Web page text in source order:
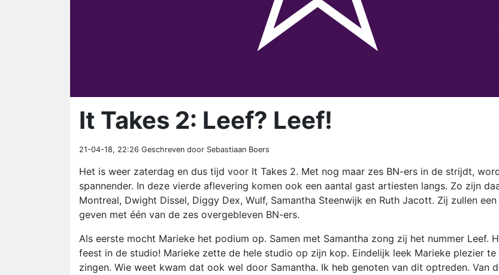
It Takes 2: Leef? Leef!
21-04-18, 22:26 Geschreven door Sebastiaan Boers
Het is weer zaterdag en dus tijd voor It Takes 2. Met nog maar zes BN-ers in de strijdt,
spannender. In deze vierde aflevering komen ook een aantal gast artiesten langs. Zo zijn
Montreal, Dwight Dissel, Diggy Dex, Wulf, Samantha Steenwijk en Ruth Jacott. Zij zullen
geven met één van de zes overgebleven BN-ers.
Als eerste mocht Marieke het podium op. Samen met Samantha zong zij het nummer Leef.
feest in de studio! Marieke zette de hele studio op zijn kop. Eindelijk leek Marieke plezier te
zingen. Wie weet kwam dat ook wel door Samantha. Ik heb genoten van dit optreden. Van